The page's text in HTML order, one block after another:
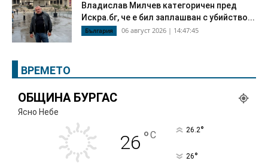
Владислав Милчев категоричен пред
Искра.бг, че е бил заплашван с убийство...
България 06 август 2026 | 14:47:45
ВРЕМЕТО
ОБЩИНА БУРГАС
Ясно Небе
26 °C 26.2°
26°